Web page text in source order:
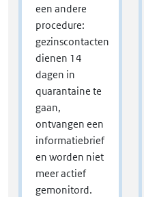
een andere
procedure:
gezinscontacten
dienen 14
dagen in
quarantaine te
gaan,
ontvangen een
informatiebrief
en worden niet
meer actief
gemonitord.